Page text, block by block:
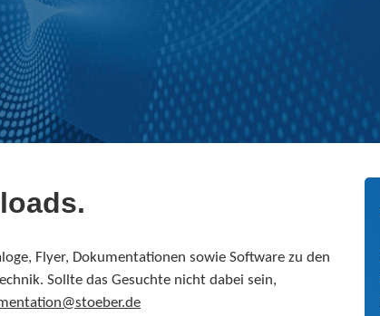
Flyer, Dokumentationen sowie Software zu den
Sollte das Gesuchte nicht dabei sein,